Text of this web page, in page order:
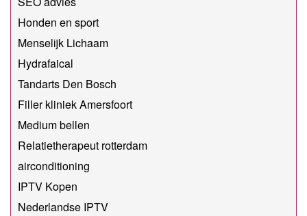
Honden en sport
Menselijk Lichaam
Hydrafaical
Tandarts Den Bosch
Filler kliniek Amersfoort
Medium bellen
Relatietherapeut rotterdam
airconditioning
IPTV Kopen
Nederlandse IPTV